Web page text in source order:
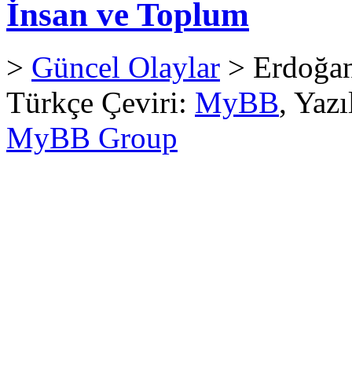
İnsan ve Toplum
> Güncel Olaylar >
Türkçe Çeviri: MyBB,
MyBB Group